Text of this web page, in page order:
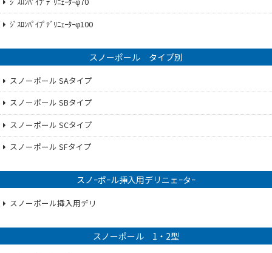
ｼﾞｽﾛﾝﾊﾟｲﾌﾟﾃﾞﾘﾆｪｰﾀｰφ100
スノーポール タイプ別
スノーポール SAタイプ
スノーポール SBタイプ
スノーポール SCタイプ
スノーポール SFタイプ
スノｰポｰル挿入用デリニェｰタｰ
スノーポール挿入用デリ
スノーポール 1・2型